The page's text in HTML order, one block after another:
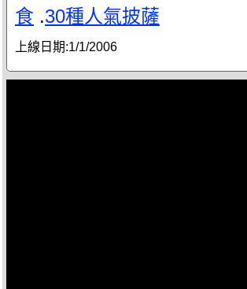
食 .30種人氣披薩
上線日期:1/1/2006